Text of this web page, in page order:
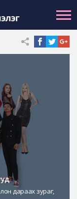
дараах зураг,